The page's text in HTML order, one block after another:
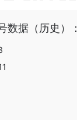
数据（历史）：